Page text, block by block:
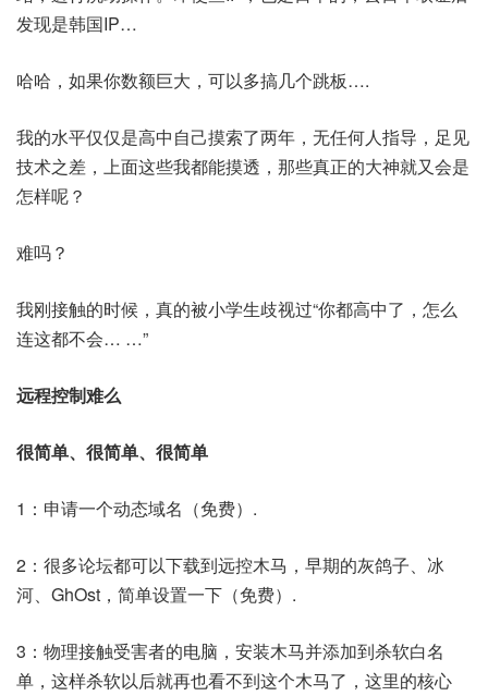
发现是韩国IP…
哈哈，如果你数额巨大，可以多搞几个跳板….
我的水平仅仅是高中自己摸索了两年，无任何人指导，足见
技术之差，上面这些我都能摸透，那些真正的大神就又会是
怎样呢？
难吗？
我刚接触的时候，真的被小学生歧视过“你都高中了，怎么
连这都不会… …”
远程控制难么
很简单、很简单、很简单
1：申请一个动态域名（免费）.
2：很多论坛都可以下载到远控木马，早期的灰鸽子、冰
河、GhOst，简单设置一下（免费）.
3：物理接触受害者的电脑，安装木马并添加到杀软白名
单，这样杀软以后就再也看不到这个木马了，这里的核心